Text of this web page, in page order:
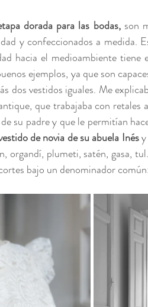
dorada para las bodas, son
hacia el medioambiente tiene
ejemplos, ya que son
dos vestidos iguales. Me
que trabajaba con retales
su padre y que le permitían
de novia de su abuela Inés y
organdí, plumeti, satén, gasa,
bajo un denominador